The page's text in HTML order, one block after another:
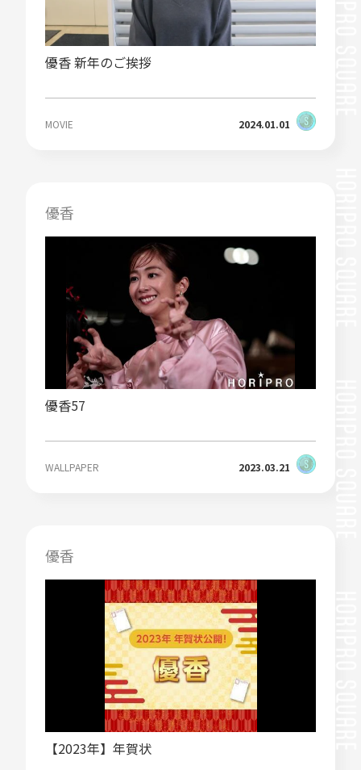
優香 新年のご挨拶
MOVIE 2024.01.01
優香
優香57
WALLPAPER 2023.03.21
優香
【2023年】年賀状